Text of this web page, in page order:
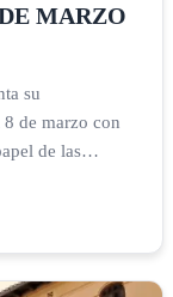
MARZO
su
de marzo con
de las
FEMART en la